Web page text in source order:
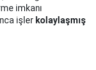
imkanı
işler kolaylaşmış